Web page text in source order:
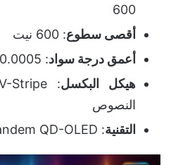
600
أقصى سطوع: 600 نيت
أعمق درجة سواد: 0.0005 نيت
هيكل البكسل
النصوص
التقنية: Penta Tandem QD-OLED